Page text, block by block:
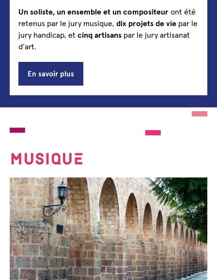
Un soliste, un ensemble et un compositeur ont été
retenus par le jury musique, dix projets de vie par le
jury handicap, et cinq artisans par le jury artisanat
d’art.
En savoir plus
MUSIQUE